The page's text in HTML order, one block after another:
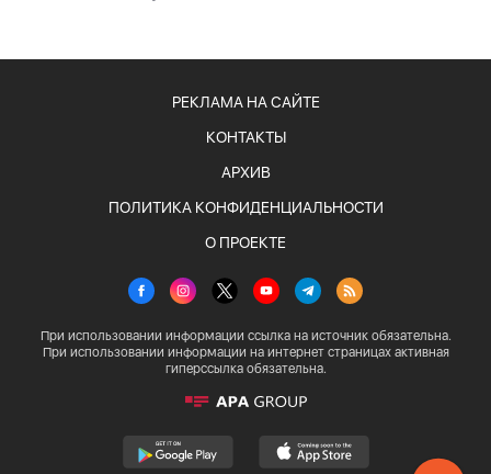
РЕКЛАМА НА САЙТЕ
КОНТАКТЫ
АРХИВ
ПОЛИТИКА КОНФИДЕНЦИАЛЬНОСТИ
О ПРОЕКТЕ
При использовании информации ссылка на источник обязательна.
При использовании информации на интернет страницах активная
гиперссылка обязательна.